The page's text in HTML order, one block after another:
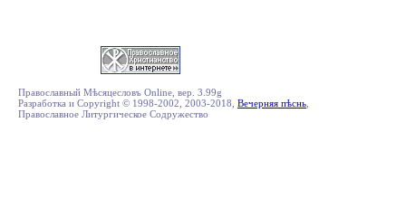
Православный Мѣсяцесловъ Online, вер. 3.99g
Разработка и Copyright © 1998-2002, 2003-2018, Вечерняя пѣснь
Православное Литургическое Содружество